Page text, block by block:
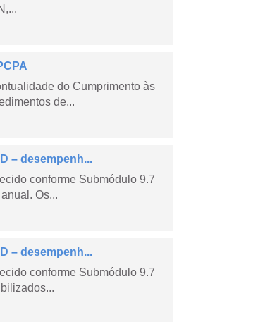
do Cumprimento às
de...
– desempenh...
conforme Submódulo 9.7
Os...
– desempenh...
conforme Submódulo 9.7